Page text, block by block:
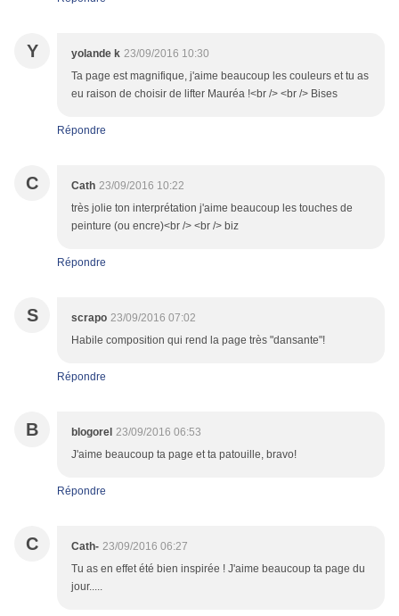
Y yolande k 23/09/2016 10:30
Ta page est magnifique, j'aime beaucoup les couleurs et tu as
eu raison de choisir de lifter Mauréa !<br /> <br /> Bises
Répondre
C Cath 23/09/2016 10:22
très jolie ton interprétation j'aime beaucoup les touches de
peinture (ou encre)<br /> <br /> biz
Répondre
S scrapo 23/09/2016 07:02
Habile composition qui rend la page très "dansante"!
Répondre
B blogorel 23/09/2016 06:53
J'aime beaucoup ta page et ta patouille, bravo!
Répondre
C Cath- 23/09/2016 06:27
Tu as en effet été bien inspirée ! J'aime beaucoup ta page du
jour.....